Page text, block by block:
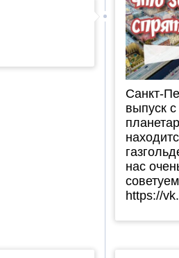
Санкт-
выпуск
нас
https://